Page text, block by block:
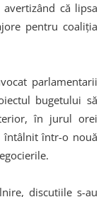
că lipsa
pentru coaliția
parlamentarii
bugetului să
în jurul orei
într-o nouă
discuțiile s-au